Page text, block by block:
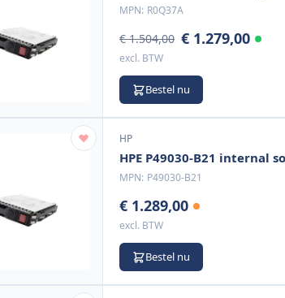
MPN: R0Q37A
€ 1.504,00 € 1.279,00
excl. BTW
Bestel nu
HP
HPE P49030-B21 internal
MPN: P49030-B21
€ 1.289,00
excl. BTW
Bestel nu